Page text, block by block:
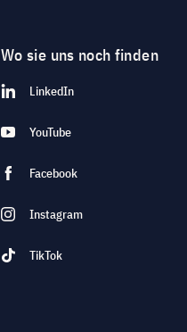
Wo sie uns noch finden
LinkedIn
YouTube
Facebook
Instagram
TikTok